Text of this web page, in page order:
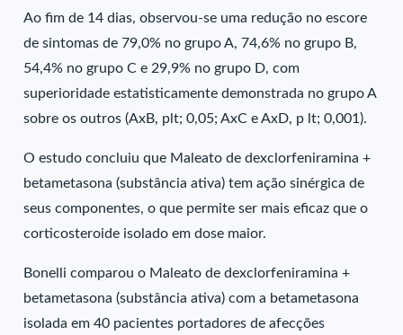
Ao fim de 14 dias, observou-se uma redução no escore
de sintomas de 79,0% no grupo A, 74,6% no grupo B,
54,4% no grupo C e 29,9% no grupo D, com
superioridade estatisticamente demonstrada no grupo A
sobre os outros (AxB, plt; 0,05; AxC e AxD, p lt; 0,001).
O estudo concluiu que Maleato de dexclorfeniramina +
betametasona (substância ativa) tem ação sinérgica de
seus componentes, o que permite ser mais eficaz que o
corticosteroide isolado em dose maior.
Bonelli comparou o Maleato de dexclorfeniramina +
betametasona (substância ativa) com a betametasona
isolada em 40 pacientes portadores de afecções